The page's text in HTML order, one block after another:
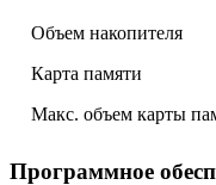
Объем накопителя
Карта памяти
Макс. объем карты
Программное